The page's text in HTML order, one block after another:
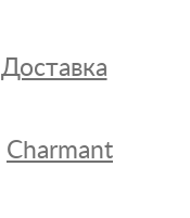
Доставка
Charmant